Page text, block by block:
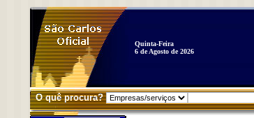
Quinta-Feira
6 de Agosto de 2026
O quê procura?